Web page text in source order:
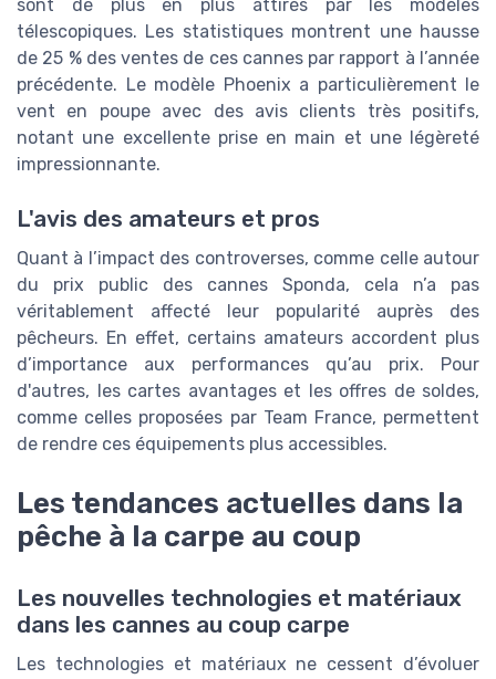
sont de plus en plus attirés par les modèles
télescopiques. Les statistiques montrent une hausse
de 25 % des ventes de ces cannes par rapport à l’année
précédente. Le modèle Phoenix a particulièrement le
vent en poupe avec des avis clients très positifs,
notant une excellente prise en main et une légèreté
impressionnante.
L'avis des amateurs et pros
Quant à l’impact des controverses, comme celle autour
du prix public des cannes Sponda, cela n’a pas
véritablement affecté leur popularité auprès des
pêcheurs. En effet, certains amateurs accordent plus
d’importance aux performances qu’au prix. Pour
d'autres, les cartes avantages et les offres de soldes,
comme celles proposées par Team France, permettent
de rendre ces équipements plus accessibles.
Les tendances actuelles dans la
pêche à la carpe au coup
Les nouvelles technologies et matériaux
dans les cannes au coup carpe
Les technologies et matériaux ne cessent d’évoluer